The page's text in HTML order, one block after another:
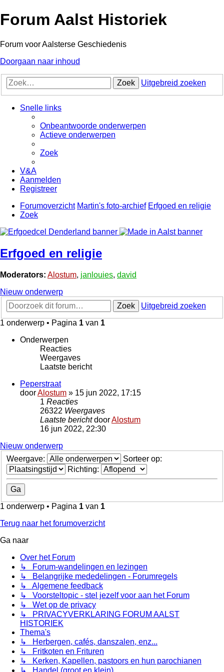
Forum Aalst Historiek
Forum voor Aalsterse Geschiedenis
Doorgaan naar inhoud
Zoek Uitgebreid zoeken
Snelle links
Onbeantwoorde onderwerpen
Actieve onderwerpen
Zoek
V&A
Aanmelden
Registreer
Forumoverzicht Martin's foto-archief Erfgoed en religie
Zoek
Erfgoed en religie
Moderators: Alostum, janlouies, david
Nieuw onderwerp
Zoek
Uitgebreid zoeken
1 onderwerp • Pagina 1 van 1
Onderwerpen
Reacties
Weergaves
Laatste bericht
Peperstraat
doorAlostum » 15 jun 2022, 17:15
1 Reacties
26322 Weergaves
Laatste berichtdoorAlostum
16 jun 2022, 22:30
Nieuw onderwerp
Weergave:
Sorteer op:
Richting:
1 onderwerp • Pagina 1 van 1
Terug naar het forumoverzicht
Ga naar
Over het Forum
↳ Forum-wandelingen en lezingen
↳ Belangrijke mededelingen - Forumregels
↳ Algemene feedback
↳ Voorsteltopic - stel jezelf voor aan het Forum
↳ Wet op de privacy
↳ PRIVACYVERKLARING FORUM AALST
HISTORIEK
Thema's
↳ Herbergen, cafés, danszalen, enz...
↳ Fritkoten en Frituren
↳ Kerken, Kapellen, pastoors en hun parochianen